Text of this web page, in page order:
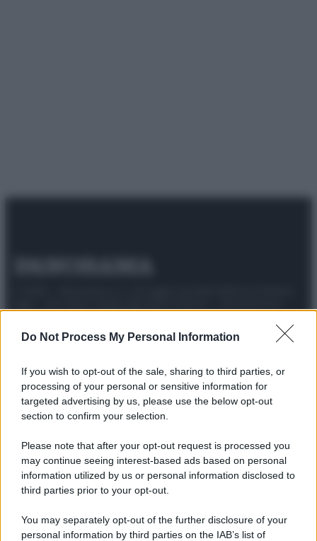
Do Not Process My Personal Information
If you wish to opt-out of the sale, sharing to third parties, or
processing of your personal or sensitive information for
targeted advertising by us, please use the below opt-out
section to confirm your selection.
Please note that after your opt-out request is processed you
may continue seeing interest-based ads based on personal
information utilized by us or personal information disclosed to
third parties prior to your opt-out.
You may separately opt-out of the further disclosure of your
personal information by third parties on the IAB’s list of
Attualità Lifestyle ModaVideoPodcastAbbonati
Preferenze PrivacyPrivacy Policy